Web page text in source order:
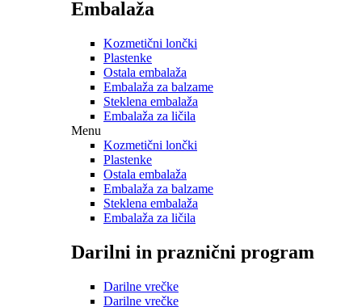
Embalaža
Kozmetični lončki
Plastenke
Ostala embalaža
Embalaža za balzame
Steklena embalaža
Embalaža za ličila
Menu
Kozmetični lončki
Plastenke
Ostala embalaža
Embalaža za balzame
Steklena embalaža
Embalaža za ličila
Darilni in praznični program
Darilne vrečke
Darilne vrečke